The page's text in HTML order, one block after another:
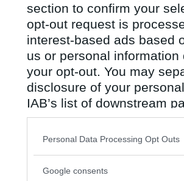
section to confirm your
opt-out request is
interest-based ads based
us or personal
your opt-out. You may
disclosure of your
IAB’s list of downstream
also be disclosed by us
Downstream Participants
Please note that this
Personal Data Processing Opt Outs
Google consents
sisterwitch
Antal inlägg:
2686
rostadsmörgås